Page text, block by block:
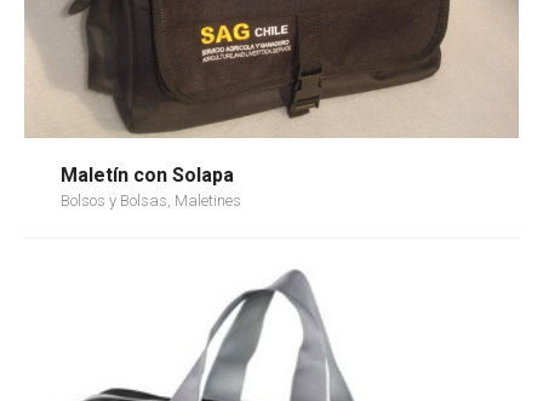
Maletín con Solapa
Bolsos y Bolsas, Maletines